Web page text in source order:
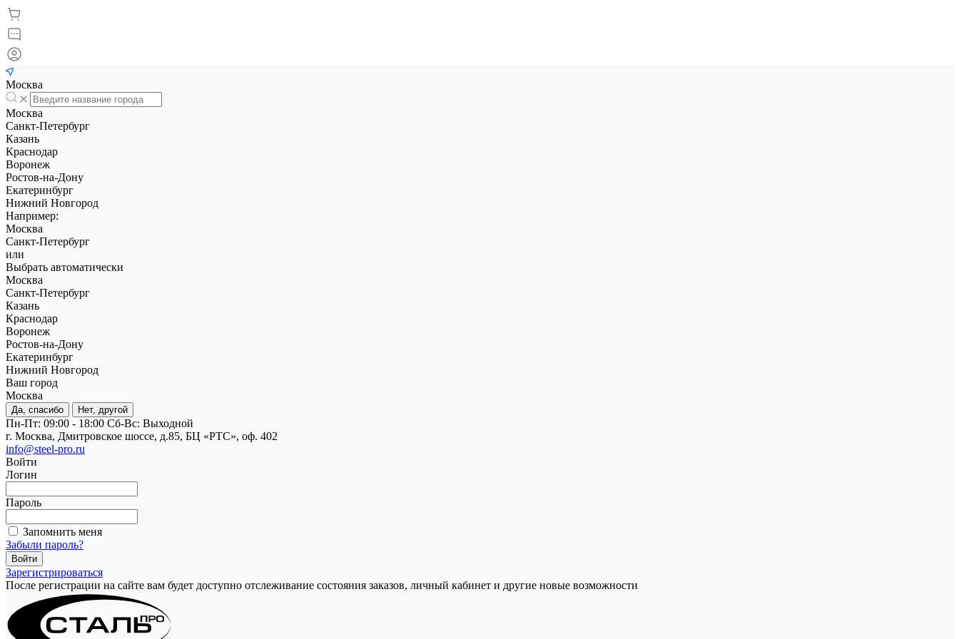
Москва
Москва
Санкт-Петербург
Казань
Краснодар
Воронеж
Ростов-на-Дону
Екатеринбург
Нижний Новгород
Например:
Москва
Санкт-Петербург
или
Выбрать автоматически
Москва
Санкт-Петербург
Казань
Краснодар
Воронеж
Ростов-на-Дону
Екатеринбург
Нижний Новгород
Ваш город
Москва
Да, спасибо Нет, другой
Пн-Пт: 09:00 - 18:00 Cб-Вс: Выходной
г. Москва, Дмитровское шоссе, д.85, БЦ «РТС», оф. 402
info@steel-pro.ru
Войти
Логин
Пароль
Запомнить меня
Забыли пароль?
Зарегистрироваться
После регистрации на сайте вам будет доступно отслеживание состояния заказов, личный кабинет и другие новые возможности